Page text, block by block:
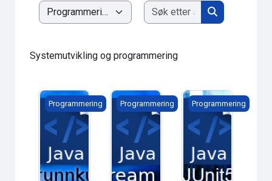
Kurskategorier
Søk etter
Søk etter
Systemutvikling og programmering
Introduksjon til programmering med Java
Programmering Java Workshop: Stream API
Programmering Enhetstesting med
Programmering